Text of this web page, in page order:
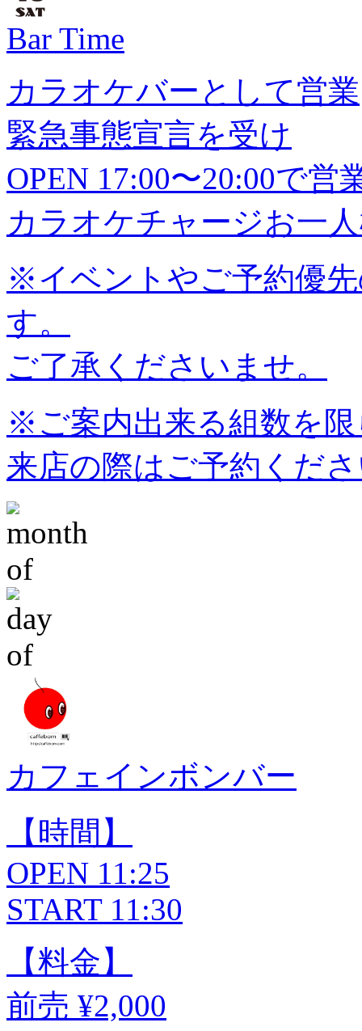
Bar Time
カラオケバーとして営業
緊急事態宣言を受け
OPEN 17:00〜20:00で営
カラオケチャージお一
※イベントやご予約優
す。
ご了承くださいませ。
※ご案内出来る組数を
来店の際はご予約くだ
カフェインボンバー
【時間】
OPEN 11:25
START 11:30
【料金】
前売 ¥2,000